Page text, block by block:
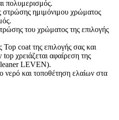
πολυμερισμός.
στρώσης ημιμόνιμου χρώματος
του χρώματος της επιλογής
coat της επιλογής σας και
χρειάζεται αφαίρεση της
LEVEN).
και τοποθέτηση ελαίων στα